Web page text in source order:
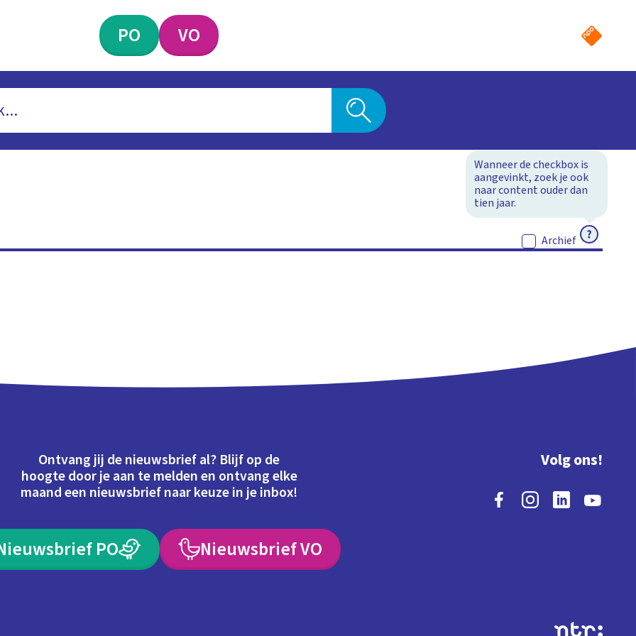
PO VO
Archief
Wanneer de checkbox is
aangevinkt, zoek je ook
naar content ouder dan
tien jaar.
Ontvang jij de nieuwsbrief al? Blijf op de
hoogte door je aan te melden en ontvang elke
maand een nieuwsbrief naar keuze in je inbox!
PO Nieuwsbrief VO
Volg ons!